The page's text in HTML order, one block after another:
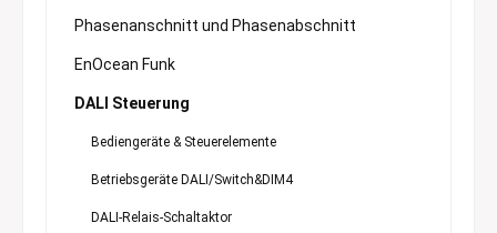
Phasenanschnitt und Phasenabschnitt
EnOcean Funk
DALI Steuerung
Bediengeräte & Steuerelemente
Betriebsgeräte DALI/Switch&DIM4
DALI-Relais-Schaltaktor